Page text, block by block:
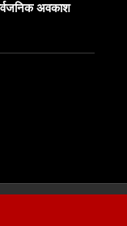
अवकाश